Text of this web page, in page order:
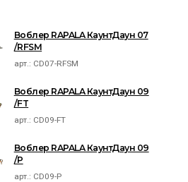
Воблер RAPALA КаунтДаун 07
/RFSM
арт.: CD07-RFSM
Воблер RAPALA КаунтДаун 09
/FT
арт.: CD09-FT
Воблер RAPALA КаунтДаун 09
/P
арт.: CD09-P